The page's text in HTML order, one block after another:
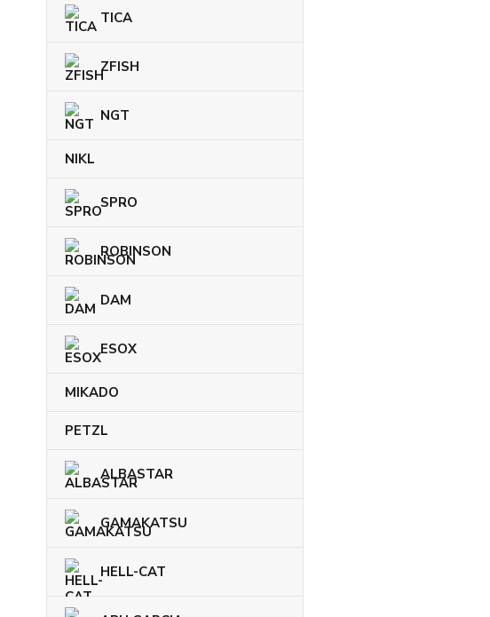
TICA
ZFISH
NGT
NIKL
SPRO
ROBINSON
DAM
ESOX
MIKADO
PETZL
ALBASTAR
GAMAKATSU
HELL-CAT